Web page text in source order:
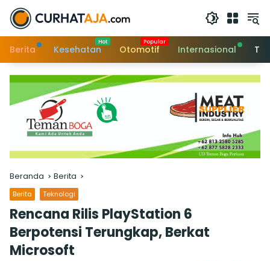
Langsung
konten
Berita
Kesehatan Otomotif Internasional
Beranda Berita
Berita Teknologi
Rencana Rilis PlayStation 6
Berpotensi Terungkap, Berkat
Microsoft